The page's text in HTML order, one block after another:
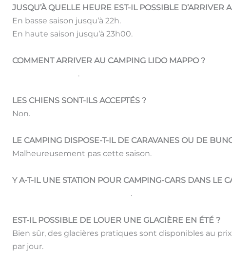
JUSQU’À QUELLE HEURE EST-IL POSSIBLE D’ARRIVER
En basse saison jusqu’à 22h.
En haute saison jusqu’à 23h00.
COMMENT ARRIVER AU CAMPING LIDO MAPPO ?
.
LES CHIENS SONT-ILS ACCEPTÉS ?
Non.
LE CAMPING DISPOSE-T-IL DE CARAVANES OU DE
Malheureusement pas cette saison.
Y A-T-IL UNE STATION POUR CAMPING-CARS DANS LE
.
EST-IL POSSIBLE DE LOUER UNE GLACIÈRE EN ÉTÉ ?
Bien sûr, des glacières pratiques sont disponibles au
par jour.